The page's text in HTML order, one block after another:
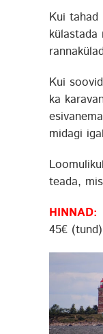
Kui tahad
Kui
ka
midagi
teada,
HINNAD:
45€ (tund)